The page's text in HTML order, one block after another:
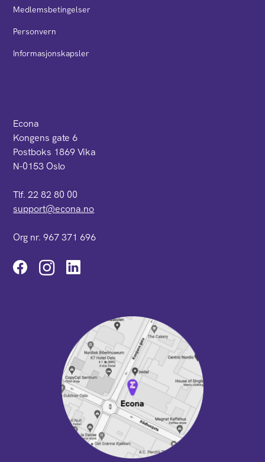
Medlemsbetingelser
Personvern
Informasjonskapsler
Econa
Kongens gate 6
Postboks 1869 Vika
N-0153 Oslo
Tlf. 22 82 80 00
support@econa.no
Org nr. 967 371 696
Instagram